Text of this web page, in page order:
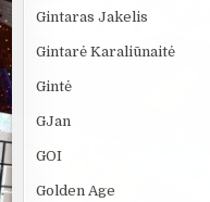
Gintaras Jakelis
Gintarė Karaliūnaitė
Gintė
GJan
GOI
Golden Age